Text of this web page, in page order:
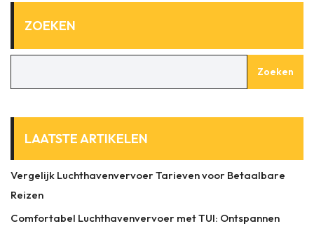
ZOEKEN
Zoeken
LAATSTE ARTIKELEN
Vergelijk Luchthavenvervoer Tarieven voor Betaalbare
Reizen
Comfortabel Luchthavenvervoer met TUI: Ontspannen